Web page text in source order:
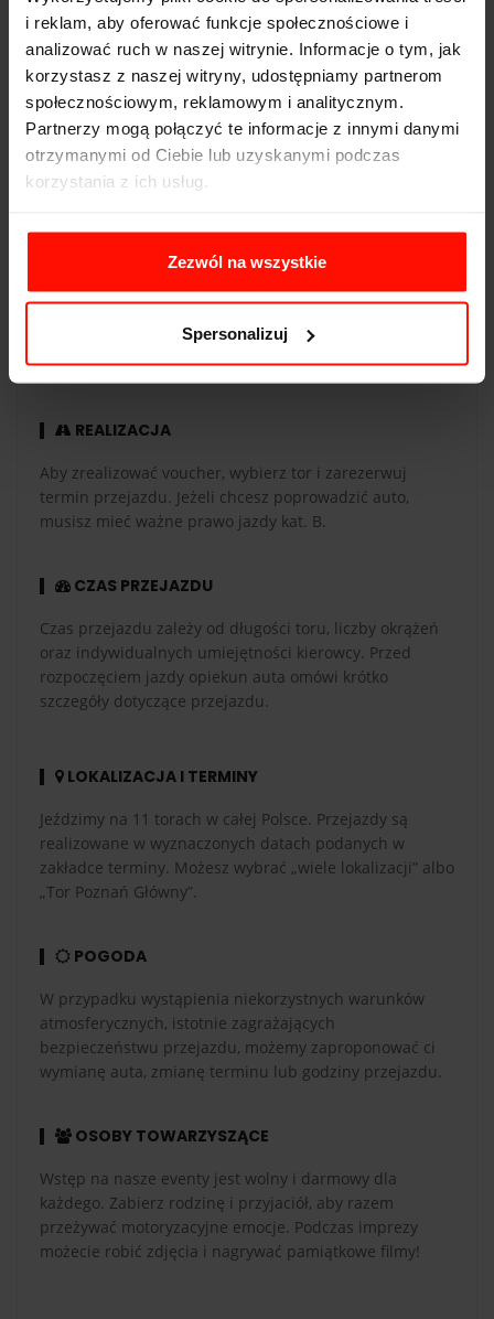
i reklam, aby oferować funkcje społecznościowe i
analizować ruch w naszej witrynie. Informacje o tym, jak
korzystasz z naszej witryny, udostępniamy partnerom
społecznościowym, reklamowym i analitycznym.
Partnerzy mogą połączyć te informacje z innymi danymi
otrzymanymi od Ciebie lub uzyskanymi podczas
korzystania z ich usług.
Zezwól na wszystkie
Spersonalizuj
Napęd:
tył
Pojemność:
5.0 l
Skrzynia biegów:
10-biegowa
Voucher jest ważny 365 dni od daty zakupu. Voucher
karta. Przejazdy są realizowane w sezonie od maja do
października.
REALIZACJA
Aby zrealizować voucher, wybierz tor i zarezerwuj
termin przejazdu. Jeżeli chcesz poprowadzić auto,
musisz mieć ważne prawo jazdy kat. B.
CZAS PRZEJAZDU
Czas przejazdu zależy od długości toru, liczby okrążeń
oraz indywidualnych umiejętności kierowcy. Przed
rozpoczęciem jazdy opiekun auta omówi krótko
szczegóły dotyczące przejazdu.
LOKALIZACJA I TERMINY
Jeździmy na 11 torach w całej Polsce. Przejazdy są
realizowane w wyznaczonych datach podanych w
zakładce terminy. Możesz wybrać „wiele lokalizacji” albo
„Tor Poznań Główny”.
POGODA
W przypadku wystąpienia niekorzystnych warunków
atmosferycznych, istotnie zagrażających
bezpieczeństwu przejazdu, możemy zaproponować ci
wymianę auta, zmianę terminu lub godziny przejazdu.
OSOBY TOWARZYSZĄCE
Wstęp na nasze eventy jest wolny i darmowy dla
każdego. Zabierz rodzinę i przyjaciół, aby razem
przeżywać motoryzacyjne emocje. Podczas imprezy
możecie robić zdjęcia i nagrywać pamiątkowe filmy!